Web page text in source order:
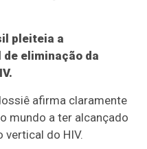
pleiteia a
eliminação da
afirma claramente
mundo a ter alcançado
vertical do HIV.